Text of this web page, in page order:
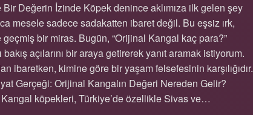
Değerin İzinde Köpek denince aklımıza ilk gelen şey
mesele sadece sadakatten ibaret değil. Bu eşsiz ırk,
bir miras. Bugün, “Orijinal Kangal kaç para?”
açılarını bir araya getirerek yanıt aramak istiyorum.
ibaretken, kimine göre bir yaşam felsefesinin karşılığıdır.
Gerçeği: Orijinal Kangalın Değeri Nereden Gelir?
köpekleri, Türkiye’de özellikle Sivas ve…